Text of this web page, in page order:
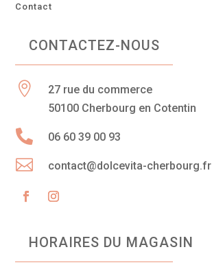
Contact
CONTACTEZ-NOUS

27 rue du commerce
50100 Cherbourg en Cotentin
 06 60 39 00 93
 contact@dolcevita-cherbourg.fr
HORAIRES DU MAGASIN